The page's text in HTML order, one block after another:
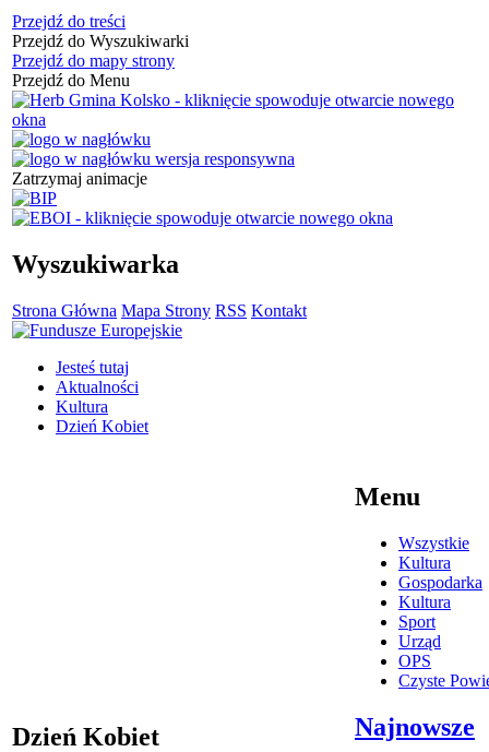
Przejdź do treści
Przejdź do Wyszukiwarki
Przejdź do mapy strony
Przejdź do Menu
Zatrzymaj animacje
Wyszukiwarka
Strona Główna Mapa Strony RSS Kontakt
Jesteś tutaj
Aktualności
Kultura
Dzień Kobiet
Dzień Kobiet
Menu
Wszystkie
Kultura
Gospodarka
Kultura
Sport
Urząd
OPS
Czyste
Najnowsze